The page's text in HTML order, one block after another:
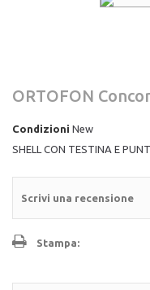
ORTOFON
Condizioni New
SHELL CON TESTINA E
Scrivi una recensione
Stampa: